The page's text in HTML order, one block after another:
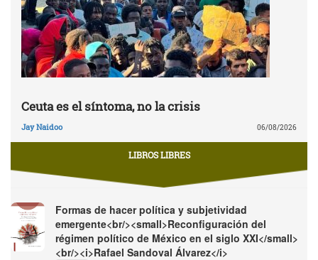
Ceuta es el síntoma, no la crisis
Jay Naidoo 06/08/2026
LIBROS LIBRES
Formas de hacer política y subjetividad
emergente<br/><small>Reconfiguración del
régimen político de México en el siglo XXI</small>
<br/><i>Rafael Sandoval Álvarez</i>